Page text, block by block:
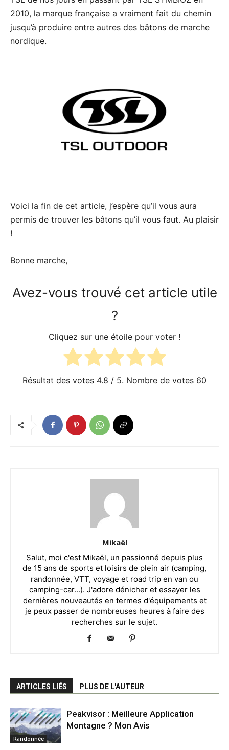
2010, la marque française a vraiment fait du chemin
jusqu’à produire entre autres des bâtons de marche
nordique.
Voici la fin de cet article, j’espère qu’il vous aura
permis de trouver les bâtons qu’il vous faut. Au plaisir
!
Bonne marche,
Avez-vous trouvé cet article utile
?
Cliquez sur une étoile pour voter !
Résultat des votes 4.8 / 5. Nombre de votes 60
Mikaël
Salut, moi c'est Mikaël, un passionné depuis plus
de 15 ans de sports et loisirs de plein air (camping,
randonnée, VTT, voyage et road trip en van ou
camping-car...). J'adore dénicher et essayer les
dernières nouveautés en termes d'équipements et
je peux passer de nombreuses heures à faire des
recherches sur le sujet.
ARTICLES LIÉS PLUS DE L'AUTEUR
Randonnée
Peakvisor : Meilleure Application
Montagne ? Mon Avis